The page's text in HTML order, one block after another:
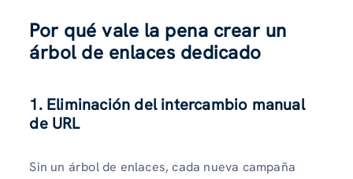
Por qué vale la pena crear un
árbol de enlaces dedicado
1. Eliminación del intercambio manual
de URL
Sin un árbol de enlaces, cada nueva campaña